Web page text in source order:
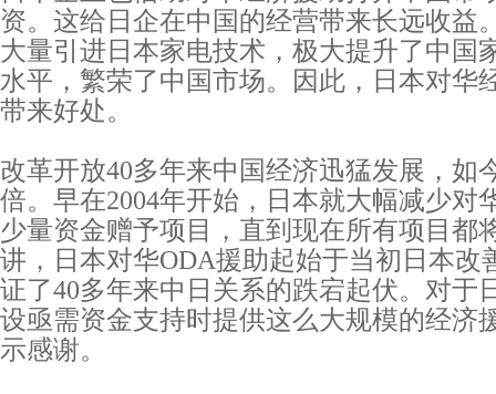
资。这给日企在中国的经营带来长远收益
大量引进日本家电技术，极大提升了中国
水平，繁荣了中国市场。因此，日本对华
带来好处。
改革开放40多年来中国经济迅猛发展，如
倍。早在2004年开始，日本就大幅减少对
少量资金赠予项目，直到现在所有项目都
讲，日本对华ODA援助起始于当初日本改
证了40多年来中日关系的跌宕起伏。对于
设亟需资金支持时提供这么大规模的经济
示感谢。